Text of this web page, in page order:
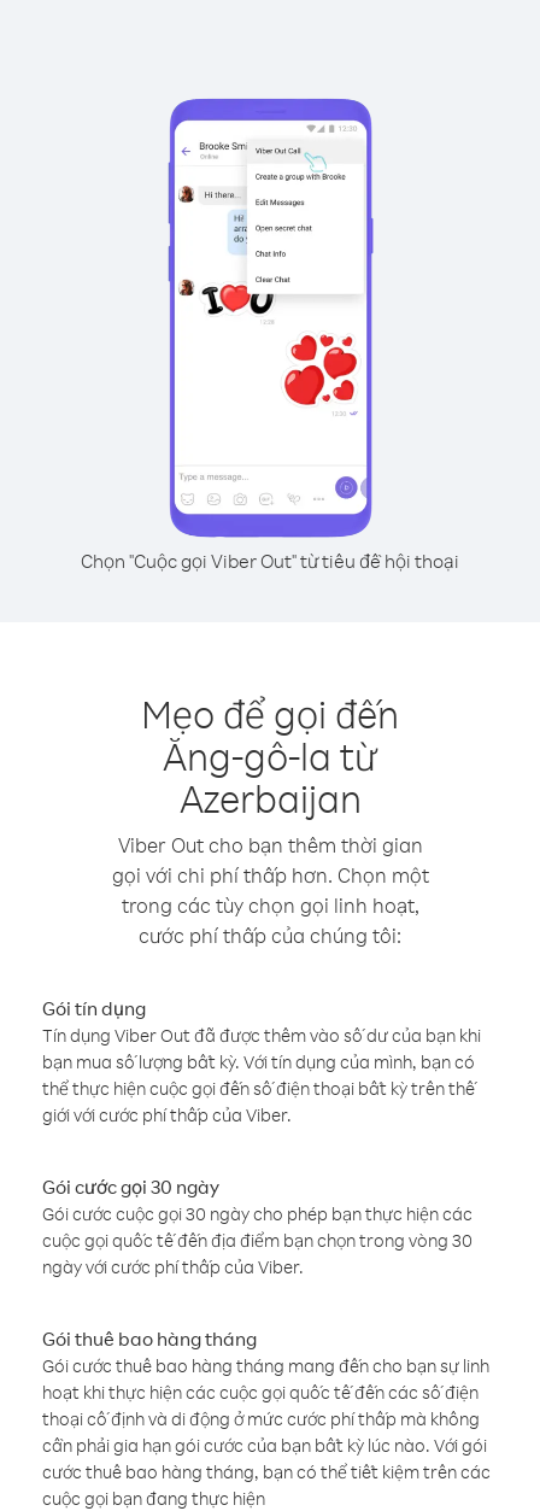
Chọn "Cuộc gọi Viber Out" từ tiêu đề hội thoại
Mẹo để gọi đến
Ăng-gô-la từ
Azerbaijan
Viber Out cho bạn thêm thời gian
gọi với chi phí thấp hơn. Chọn một
trong các tùy chọn gọi linh hoạt,
cước phí thấp của chúng tôi:
Gói tín dụng
Tín dụng Viber Out đã được thêm vào số dư của bạn khi
bạn mua số lượng bất kỳ. Với tín dụng của mình, bạn có
thể thực hiện cuộc gọi đến số điện thoại bất kỳ trên thế
giới với cước phí thấp của Viber.
Gói cước gọi 30 ngày
Gói cước cuộc gọi 30 ngày cho phép bạn thực hiện các
cuộc gọi quốc tế đến địa điểm bạn chọn trong vòng 30
ngày với cước phí thấp của Viber.
Gói thuê bao hàng tháng
Gói cước thuê bao hàng tháng mang đến cho bạn sự linh
hoạt khi thực hiện các cuộc gọi quốc tế đến các số điện
thoại cố định và di động ở mức cước phí thấp mà không
cần phải gia hạn gói cước của bạn bất kỳ lúc nào. Với gói
cước thuê bao hàng tháng, bạn có thể tiết kiệm trên các
cuộc gọi bạn đang thực hiện